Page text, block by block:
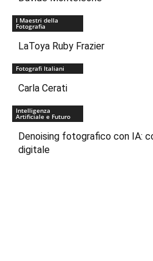
I Maestri della
Fotografia
LaToya Ruby Frazier
Fotografi Italiani
Carla Cerati
Intelligenza
Artificiale e Futuro
Denoising fotografico con IA:
digitale